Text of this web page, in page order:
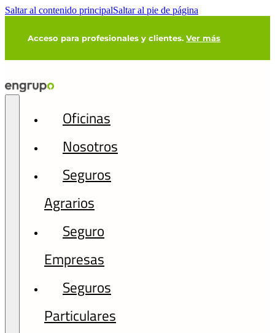
Saltar al contenido principalSaltar al pie de página
Acceso para profesionales y clientes.Ver más
Oficinas
Nosotros
Seguros
Agrarios
Seguro
Empresas
Seguros
Particulares